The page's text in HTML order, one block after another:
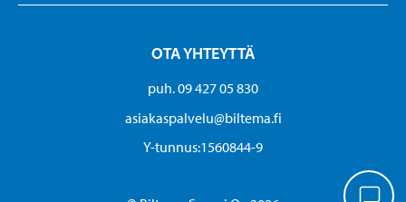
OTA YHTEYTTÄ
puh. 09 427 05 830
asiakaspalvelu@biltema.fi
Y-tunnus:1560844-9